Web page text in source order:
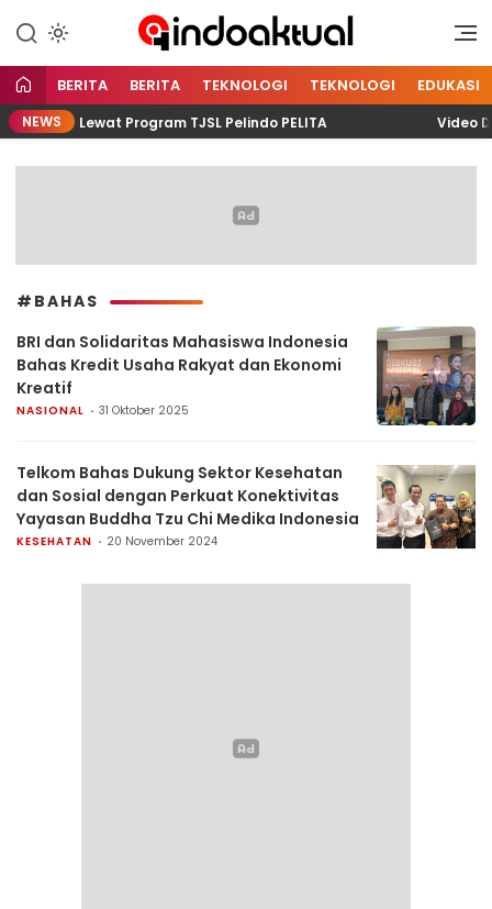
Indoaktual
Indonesia Aktual
BERITA BERITA TEKNOLOGI TEKNOLOGI EDUKASI
NEWSLewat Program TJSL Pelindo PELITA Video
#BAHAS
BRI dan Solidaritas Mahasiswa Indonesia
Bahas Kredit Usaha Rakyat dan Ekonomi
Kreatif
NASIONAL 31 Oktober 2025
Telkom Bahas Dukung Sektor Kesehatan
dan Sosial dengan Perkuat Konektivitas
Yayasan Buddha Tzu Chi Medika Indonesia
KESEHATAN 20 November 2024